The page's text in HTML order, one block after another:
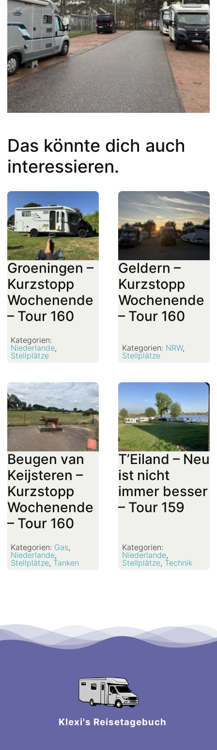
Das könnte dich auch
interessieren.
Groeningen –
Kurzstopp
Wochenende
– Tour 160
Kategorien:
Niederlande,
Stellplätze
Geldern –
Kurzstopp
Wochenende
– Tour 160
Kategorien: NRW,
Stellplätze
Beugen van
Keijsteren –
Kurzstopp
Wochenende
– Tour 160
Kategorien: Gas,
Niederlande,
Stellplätze, Tanken
T’Eiland – Neu
ist nicht
immer besser
– Tour 159
Kategorien:
Niederlande,
Stellplätze, Technik
Klexi's Reisetagebuch